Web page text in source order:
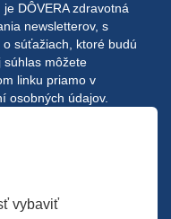
DÔVERA zdravotná
newsletterov, s
súťažiach, ktoré budú
súhlas môžete
linku priamo v
osobných údajov.
vybaviť